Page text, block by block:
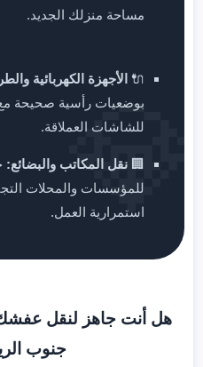
💎
مساحة منزلك الجديد.
🔌 الأجهزة الكهربائية
بوضعيات رأسية صحيحة
للشاشات العملاقة.
🏢 نقل المكاتب والبضائع:
للمؤسسات والمحلات
استمرارية العمل.
هل أنت جاهز لنقل
جنوب